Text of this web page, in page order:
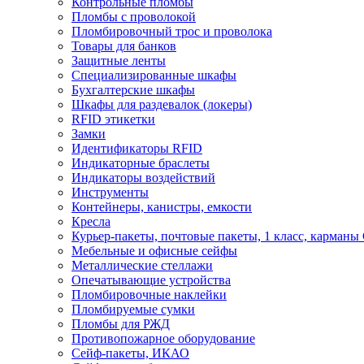
Пломбы с проволокой
Пломбировочный трос и проволока
Товары для банков
Защитные ленты
Cпециализированные шкафы
Бухгалтерские шкафы
Шкафы для раздевалок (локеры)
RFID этикетки
Замки
Идентификаторы RFID
Индикаторные браслеты
Индикаторы воздействий
Инструменты
Контейнеры, канистры, емкости
Кресла
Курьер-пакеты, почтовые пакеты, 1 класс,
Мебельные и офисные сейфы
Металлические стеллажи
Опечатывающие устройства
Пломбировочные наклейки
Пломбируемые сумки
Пломбы для РЖД
Противопожарное оборудование
Сейф-пакеты, ИКАО